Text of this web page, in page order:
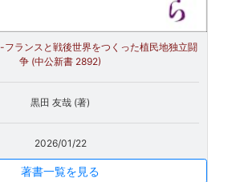
フランスと戦後世界をつくった植民地独立闘
争 (中公新書 2892)
黒田 友哉 (著)
2026/01/22
著書一覧を見る